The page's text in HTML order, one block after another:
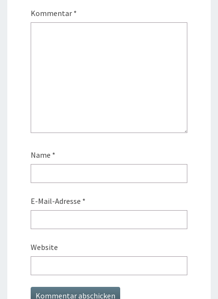
Kommentar *
Name *
E-Mail-Adresse *
Website